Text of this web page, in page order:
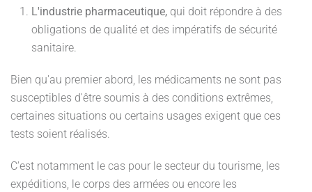
L'industrie pharmaceutique, qui doit répondre à des
obligations de qualité et des impératifs de sécurité
sanitaire.
Bien qu'au premier abord, les médicaments ne sont pas
susceptibles d'être soumis à des conditions extrêmes,
certaines situations ou certains usages exigent que ces
tests soient réalisés.
C'est notamment le cas pour le secteur du tourisme, les
expéditions, le corps des armées ou encore les